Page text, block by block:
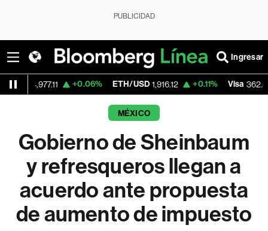
PUBLICIDAD
Ingresar
+0.06% ETH/USD 1,916.12 +0.11% Visa 362.50 -
MÉXICO
Gobierno de Sheinbaum
y refresqueros llegan a
acuerdo ante propuesta
de aumento de impuesto